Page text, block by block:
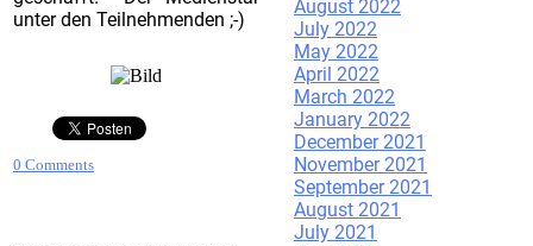
unter den Teilnehmenden ;-)
0 Comments
August 2022
July 2022
May 2022
April 2022
March 2022
January 2022
December 2021
November 2021
September 2021
August 2021
July 2021